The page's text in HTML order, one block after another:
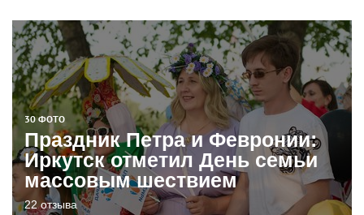
30 ФОТО
Праздник Петра и Февронии:
Иркутск отметил День семьи
массовым шествием
22 отзыва